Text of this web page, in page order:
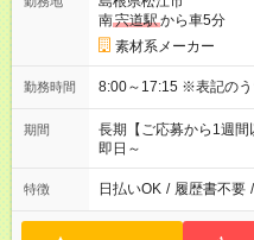
南宍道駅から車5分
素材系メーカー
勤務時間 8:00～17:15 ※
期間
長期【ご応募から1週間
即日～
特徴 日払いOK / 履歴書不要 /